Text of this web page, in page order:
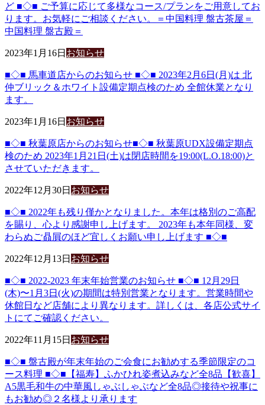
ど ■◇■ ご予算に応じて多様なコース/プランをご用意してお
ります。お気軽にご相談ください。＝中国料理 盤古茶屋＝
中国料理 盤古殿＝
2023年1月16日 お知らせ
■◇■ 馬車道店からのお知らせ ■◇■ 2023年2月6日(月)は 北
仲ブリック＆ホワイト設備定期点検のため 全館休業となり
ます。
2023年1月16日 お知らせ
■◇■ 秋葉原店からのお知らせ■◇■ 秋葉原UDX設備定期点
検のため 2023年1月21日(土)は閉店時間を19:00(L.O.18:00)と
させていただきます。
2022年12月30日 お知らせ
■◇■ 2022年も残り僅かとなりました。本年は格別のご高配
を賜り、心より感謝申し上げます。 2023年も本年同様、変
わらぬご贔屓のほど宜しくお願い申し上げます ■◇■
2022年12月13日 お知らせ
■◇■ 2022-2023 年末年始営業のお知らせ ■◇■ 12月29日
(木)〜1月3日(火)の期間は特別営業となります。営業時間や
休館日など店舗により異なります。詳しくは、各店公式サイ
トにてご確認ください。
2022年11月15日 お知らせ
■◇■ 盤古殿が年末年始のご会食にお勧めする季節限定のコ
ース料理 ■◇■【福寿】ふかひれ姿煮込みなど全8品【歓喜】
A5黒毛和牛の中華風しゃぶしゃぶなど全8品◎接待や祝事に
もお勧め◎２名様より承ります